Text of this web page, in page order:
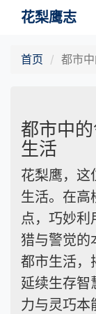
花梨鹰志
首页 都市
都市中
生活
花梨鹰，这
生活。在高
点，巧妙利
猎与警觉的
都市生活，
延续生存智
力与灵巧本